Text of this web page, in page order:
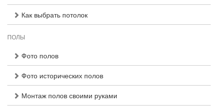
Как выбрать потолок
ПОЛЫ
Фото полов
Фото исторических полов
Монтаж полов своими руками